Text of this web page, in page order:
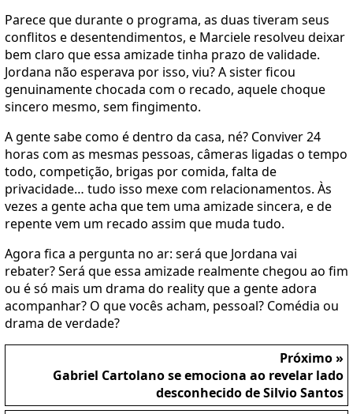
Parece que durante o programa, as duas tiveram seus
conflitos e desentendimentos, e Marciele resolveu deixar
bem claro que essa amizade tinha prazo de validade.
Jordana não esperava por isso, viu? A sister ficou
genuinamente chocada com o recado, aquele choque
sincero mesmo, sem fingimento.
A gente sabe como é dentro da casa, né? Conviver 24
horas com as mesmas pessoas, câmeras ligadas o tempo
todo, competição, brigas por comida, falta de
privacidade… tudo isso mexe com relacionamentos. Às
vezes a gente acha que tem uma amizade sincera, e de
repente vem um recado assim que muda tudo.
Agora fica a pergunta no ar: será que Jordana vai
rebater? Será que essa amizade realmente chegou ao fim
ou é só mais um drama do reality que a gente adora
acompanhar? O que vocês acham, pessoal? Comédia ou
drama de verdade?
Próximo »
Gabriel Cartolano se emociona ao revelar lado
desconhecido de Silvio Santos